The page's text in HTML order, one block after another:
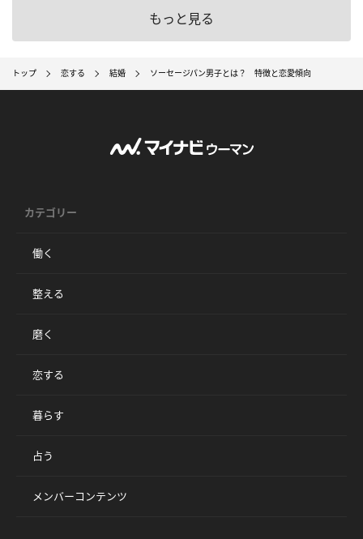
もっと見る
トップ 恋する 結婚 ソーセージパン男子とは？ 特徴と恋愛傾向
カテゴリー
働く
整える
磨く
恋する
暮らす
占う
メンバーコンテンツ